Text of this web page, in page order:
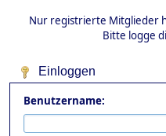
Nur registrierte Mitglieder
Bitte logge
Einloggen
Benutzername: